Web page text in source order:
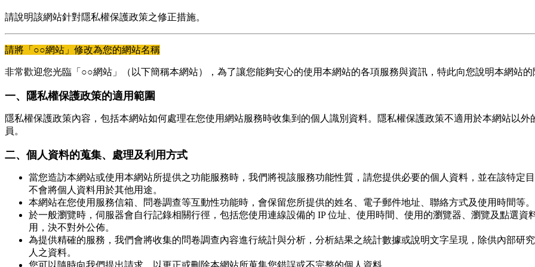
請說明該網站針對隱私權保護政策之修正措施。
請將「○○網站」修改為您的網站名稱
非常歡迎您光臨「○○網站」（以下簡稱本網站），為了讓您能夠安心的使用本網站的各項服務與資訊，特此向您說明本網站
一、隱私權保護政策的適用範圍
隱私權保護政策內容，包括本網站如何處理在您使用網站服務時收集到的個人識別資料。隱私權保護政策不適用於本網站以
員。
二、個人資料的蒐集、處理及利用方式
當您造訪本網站或使用本網站所提供之功能服務時，我們將視該服務功能性質，請您提供必要的個人資料，並在該特定
不會將個人資料用於其他用途。
本網站在您使用服務信箱、問卷調查等互動性功能時，會保留您所提供的姓名、電子郵件地址、聯絡方式及使用時間等。
於一般瀏覽時，伺服器會自行記錄相關行徑，包括您使用連線設備的 IP 位址、使用時間、使用的瀏覽器、瀏覽及點選
用，決不對外公佈。
為提供精確的服務，我們會將收集的問卷調查內容進行統計與分析，分析結果之統計數據或說明文字呈現，除供內部研
人之資料。
您可以隨時向我們提出請求，以更正或刪除本網站所蒐集您錯誤或不完整的個人資料。